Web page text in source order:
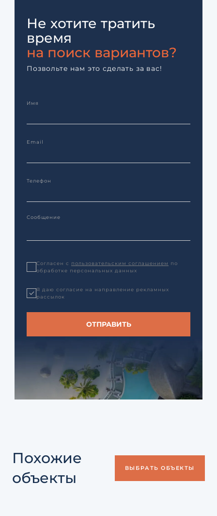
Не хотите тратить
время
на поиск вариантов?
Позвольте нам это сделать за вас!
Согласен с пользовательским соглашением по
обработке персональных данных
Я даю согласие на направление рекламных
рассылок
Похожие
объекты
ВЫБРАТЬ ОБЪЕКТЫ